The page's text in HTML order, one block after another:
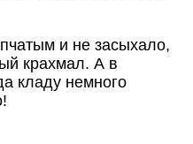
и не засыхало,
крахмал. А в
кладу немного